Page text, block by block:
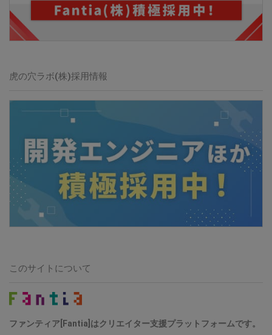
虎の穴ラボ(株)採用情報
このサイトについて
ファンティア[Fantia]はクリエイター支援プラットフォームです。